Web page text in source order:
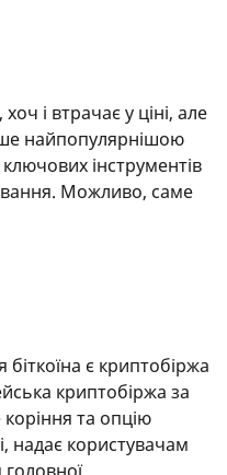
і втрачає у ціні, але
найпопулярнішою
інструментів
Можливо, саме
є криптобіржа
криптобіржа за
та опцію
надає користувачам